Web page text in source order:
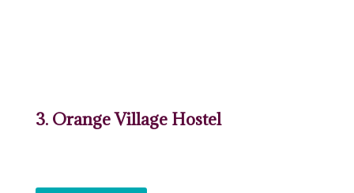
3. Orange Village Hostel